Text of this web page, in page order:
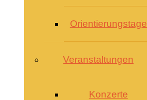
Orientierungstage
Veranstaltungen
Konzerte